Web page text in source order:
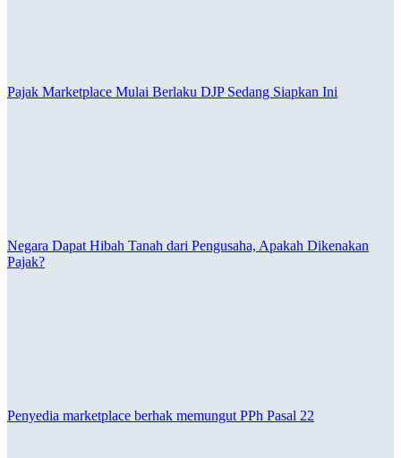
Pajak Marketplace Mulai Berlaku DJP Sedang Siapkan Ini
Negara Dapat Hibah Tanah dari Pengusaha, Apakah Dikenakan
Pajak?
Penyedia marketplace berhak memungut PPh Pasal 22